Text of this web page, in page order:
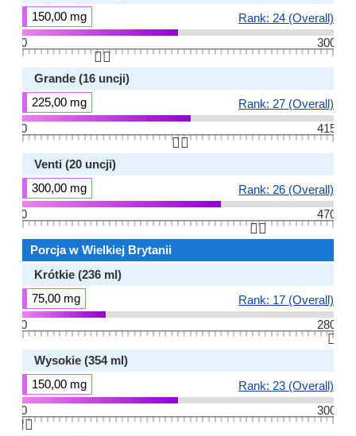
150,00 mg
Rank: 24 (Overall)
0
300
👆🏻
Grande (16 uncji)
225,00 mg
Rank: 27 (Overall)
0
415
👆🏻
Venti (20 uncji)
300,00 mg
Rank: 26 (Overall)
0
470
👆🏻
Porcja w Wielkiej Brytanii
Krótkie (236 ml)
75,00 mg
Rank: 17 (Overall)
0
280
👆🏻
Wysokie (354 ml)
150,00 mg
Rank: 23 (Overall)
0
300
👆🏻